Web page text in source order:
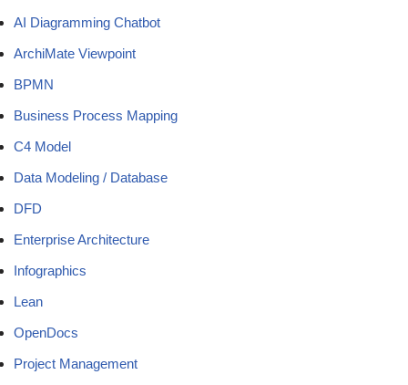
AI Diagramming Chatbot
ArchiMate Viewpoint
BPMN
Business Process Mapping
C4 Model
Data Modeling / Database
DFD
Enterprise Architecture
Infographics
Lean
OpenDocs
Project Management